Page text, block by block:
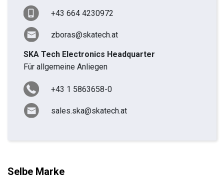
+43 664 4230972
zboras@skatech.at
SKA Tech Electronics Headquarter
Für allgemeine Anliegen
+43 1 5863658-0
sales.ska@skatech.at
Selbe Marke